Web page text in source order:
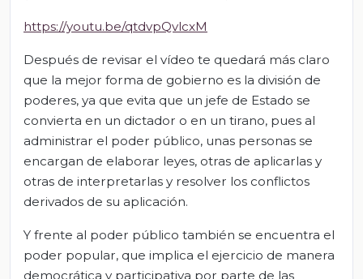
https://youtu.be/qtdvpQvlcxM
Después de revisar el vídeo te quedará más claro
que la mejor forma de gobierno es la división de
poderes, ya que evita que un jefe de Estado se
convierta en un dictador o en un tirano, pues al
administrar el poder público, unas personas se
encargan de elaborar leyes, otras de aplicarlas y
otras de interpretarlas y resolver los conflictos
derivados de su aplicación.
Y frente al poder público también se encuentra el
poder popular, que implica el ejercicio de manera
democrática y participativa por parte de las